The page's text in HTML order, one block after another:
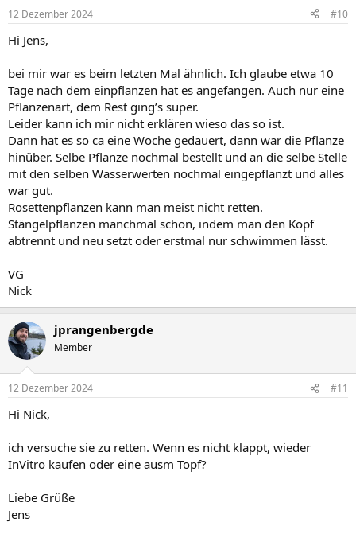
12 Dezember 2024 #10
Hi Jens,
bei mir war es beim letzten Mal ähnlich. Ich glaube etwa 10
Tage nach dem einpflanzen hat es angefangen. Auch nur eine
Pflanzenart, dem Rest ging’s super.
Leider kann ich mir nicht erklären wieso das so ist.
Dann hat es so ca eine Woche gedauert, dann war die Pflanze
hinüber. Selbe Pflanze nochmal bestellt und an die selbe Stelle
mit den selben Wasserwerten nochmal eingepflanzt und alles
war gut.
Rosettenpflanzen kann man meist nicht retten.
Stängelpflanzen manchmal schon, indem man den Kopf
abtrennt und neu setzt oder erstmal nur schwimmen lässt.
VG
Nick
jprangenbergde
Member
12 Dezember 2024 #11
Hi Nick,
ich versuche sie zu retten. Wenn es nicht klappt, wieder
InVitro kaufen oder eine ausm Topf?
Liebe Grüße
Jens